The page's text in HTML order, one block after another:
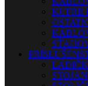
KUFRE